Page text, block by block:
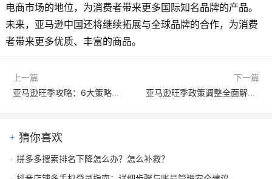
电商市场的地位，为消费者带来更多国际知名品牌的产品。
未来，亚马逊中国还将继续拓展与全球品牌的合作，为消费
者带来更多优质、丰富的商品。
上一篇
亚马逊旺季攻略：6大策略助力商家安全应对挑战，实现销售与利润双增长
下一篇
亚马逊旺季政策调整全面解析：卖家库存、广告与买家优惠全知道
猜你喜欢
拼多多搜索排名下降怎么办？怎么补救？